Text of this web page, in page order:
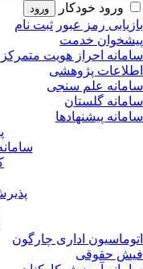
ورود خودکار
رمز عبور ثبت نام
خدمت
احراز هویت متمرکز
پژوهشی
علم سنجی
گلستان
پیشنهادها
اداری چارگون
حقوقی